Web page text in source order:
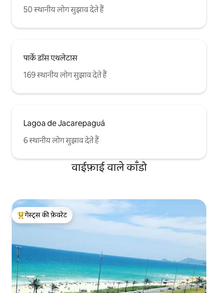
50 स्थानीय लोग सुझाव देते हैं
पार्के डॉस एथलेटास
169 स्थानीय लोग सुझाव देते हैं
Lagoa de Jacarepaguá
6 स्थानीय लोग सुझाव देते हैं
वाईफ़ाई वाले काँडो
गेस्ट्स का टॉप फ़ेवरेट
गेस्ट्स की फ़ेवरेट